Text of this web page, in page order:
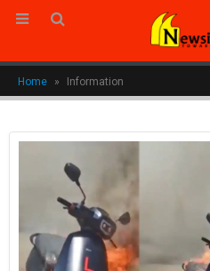
Home » Information